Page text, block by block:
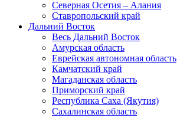
Северная Осетия – Алания
Ставропольский край
Дальний Восток
Весь Дальний Восток
Амурская область
Еврейская автономная область
Камчатский край
Магаданская область
Приморский край
Республика Саха (Якутия)
Сахалинская область